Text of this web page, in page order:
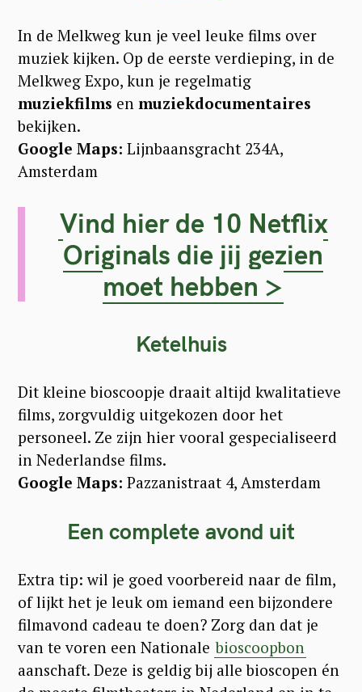
In de Melkweg kun je veel leuke films over
muziek kijken. Op de eerste verdieping, in de
Melkweg Expo, kun je regelmatig
muziekfilms en muziekdocumentaires
bekijken.
Google Maps: Lijnbaansgracht 234A,
Amsterdam
Vind hier de 10 Netflix
Originals die jij gezien
moet hebben >
Ketelhuis
Dit kleine bioscoopje draait altijd kwalitatieve
films, zorgvuldig uitgekozen door het
personeel. Ze zijn hier vooral gespecialiseerd
in Nederlandse films.
Google Maps: Pazzanistraat 4, Amsterdam
Een complete avond uit
Extra tip: wil je goed voorbereid naar de film,
of lijkt het je leuk om iemand een bijzondere
filmavond cadeau te doen? Zorg dan dat je
van te voren een Nationale bioscoopbon
aanschaft. Deze is geldig bij alle bioscopen én